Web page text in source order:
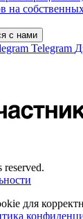
на
с нами
Telegram
для